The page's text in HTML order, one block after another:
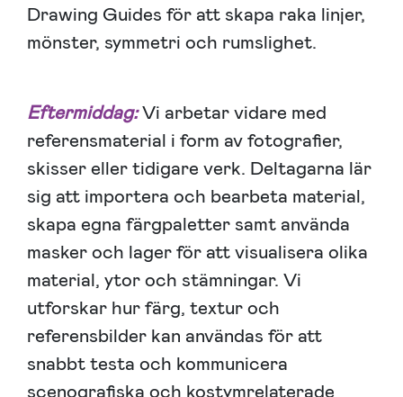
Drawing Guides för att skapa raka linjer,
mönster, symmetri och rumslighet.
Eftermiddag:Vi arbetar vidare med
referensmaterial i form av fotografier,
skisser eller tidigare verk. Deltagarna lär
sig att importera och bearbeta material,
skapa egna färgpaletter samt använda
masker och lager för att visualisera olika
material, ytor och stämningar. Vi
utforskar hur färg, textur och
referensbilder kan användas för att
snabbt testa och kommunicera
scenografiska och kostymrelaterade